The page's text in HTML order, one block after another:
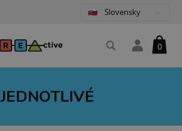
Slovensky
0
JEDNOTLIVÉ